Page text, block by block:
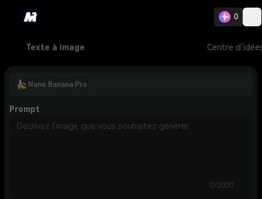
0
Texte à image Centre
Nano Banana Pro
Prompt
0/2000